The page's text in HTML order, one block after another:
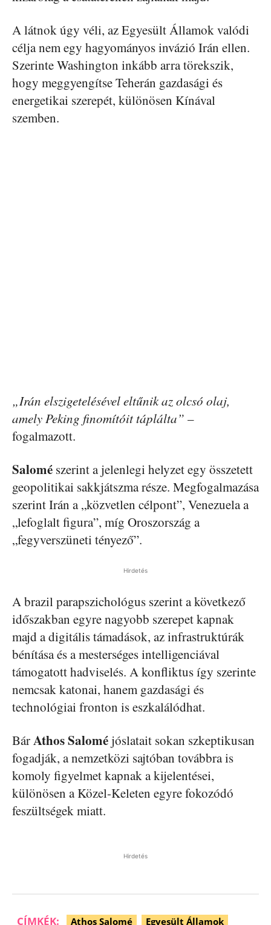
A látnok úgy véli, az Egyesült Államok valódi
célja nem egy hagyományos invázió Irán ellen.
Szerinte Washington inkább arra törekszik,
hogy meggyengítse Teherán gazdasági és
energetikai szerepét, különösen Kínával
szemben.
„Irán elszigetelésével eltűnik az olcsó olaj,
amely Peking finomítóit táplálta” –
fogalmazott.
Salomé szerint a jelenlegi helyzet egy összetett
geopolitikai sakkjátszma része. Megfogalmazása
szerint Irán a „közvetlen célpont”, Venezuela a
„lefoglalt figura”, míg Oroszország a
„fegyverszüneti tényező”.
Hirdetés
A brazil parapszichológus szerint a következő
időszakban egyre nagyobb szerepet kapnak
majd a digitális támadások, az infrastruktúrák
bénítása és a mesterséges intelligenciával
támogatott hadviselés. A konfliktus így szerinte
nemcsak katonai, hanem gazdasági és
technológiai fronton is eszkalálódhat.
BárAthos Saloméjóslatait sokan szkeptikusan
fogadják, a nemzetközi sajtóban továbbra is
komoly figyelmet kapnak a kijelentései,
különösen a Közel-Keleten egyre fokozódó
feszültségek miatt.
Hirdetés
CÍMKÉK: Athos Salomé
Egyesült Államok